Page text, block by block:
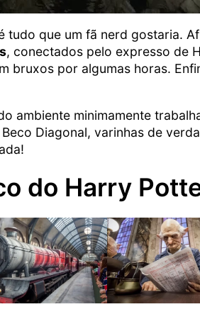
tudo que um fã nerd gostaria.
, conectados pelo expresso de
bruxos por algumas horas.
ambiente minimamente
Diagonal, varinhas de
do Harry